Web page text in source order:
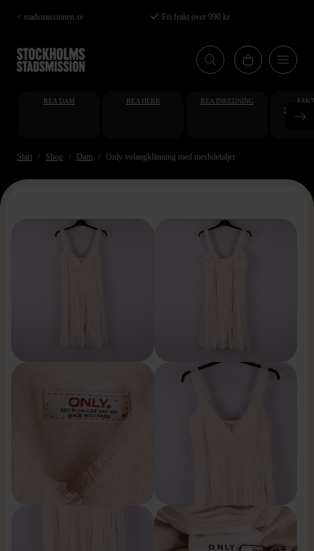
Hoppa
till
huvudinnehåll
< stadsmissionen.se Fri frakt över 990 kr
REA DAM REA HERR REA INREDNING
Start Shop Dam Only volangklänning med meshdetaljer